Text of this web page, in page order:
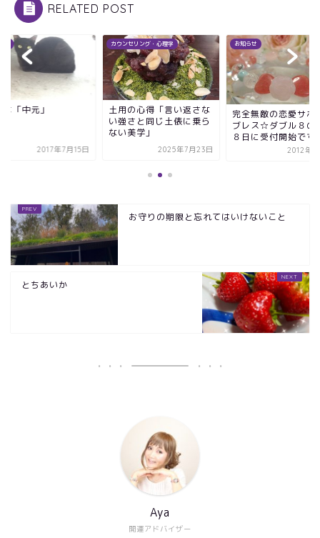
RELATED POST
「中元」
2017年7月15日
カウンセリング・心理学
土用の心得「言い返さな
い強さと同じ土俵に乗ら
ない美学」
2025年7月23日
お知らせ
完全無敵の恋愛サポ
ブレス☆ダブル８の
８日に受付開始です!!
2012年8
お守りの期限と忘れてはいけないこと
とちあいか
開運アドバイザー
Aya